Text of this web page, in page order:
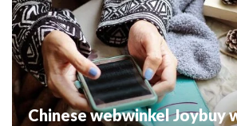
Chinese webwinkel Joybuy